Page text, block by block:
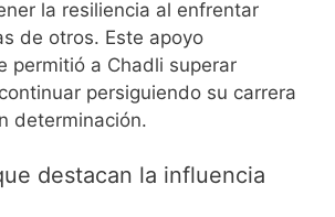
la resiliencia al enfrentar
de otros. Este apoyo
permitió a Chadli superar
persiguiendo su carrera
determinación.
destacan la influencia